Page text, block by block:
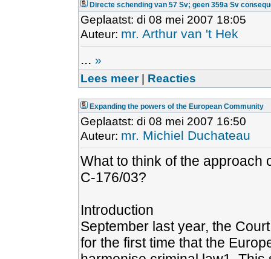
Directe schending van 57 Sv; geen 359a Sv
Geplaatst: di 08 mei 2007 18:05
Auteur: mr. Arthur van 't Hek
... »
Lees meer| Reacties
Expanding the powers of the European Community
Geplaatst: di 08 mei 2007 16:50
Auteur: mr. Michiel Duchateau
What to think of the approach
C-176/03?
Introduction
September last year, the
for the first time that the